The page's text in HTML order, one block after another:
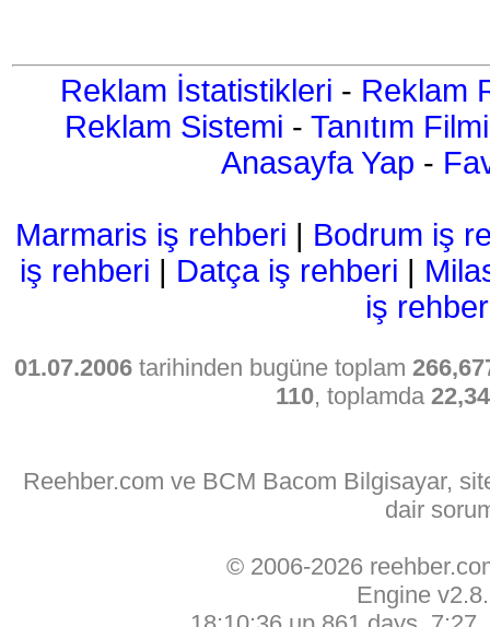
Reklam İstatistikleri - Reklam
Reklam Sistemi - Tanıtım Filmi
Anasayfa Yap -
Marmaris iş rehberi | Bodrum iş
iş rehberi | Datça iş rehberi |
iş
01.07.2006tarihinden bugüne toplam
110, toplamda
Reehber.com ve BCM Bacom Bilgisayar,
dair
© 2006-2026
Engine